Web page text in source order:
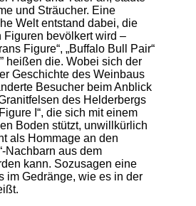
und Sträucher. Eine
Welt entstand dabei, die
bevölkert wird –
Figure“, „Buffalo Bull Pair“
heißen die. Wobei sich der
Geschichte des Weinbaus
Besucher beim Anblick
des Helderbergs
I“, die sich mit einem
Boden stützt, unwillkürlich
als Hommage an den
Nachbarn aus dem
kann. Sozusagen eine
im Gedränge, wie es in der